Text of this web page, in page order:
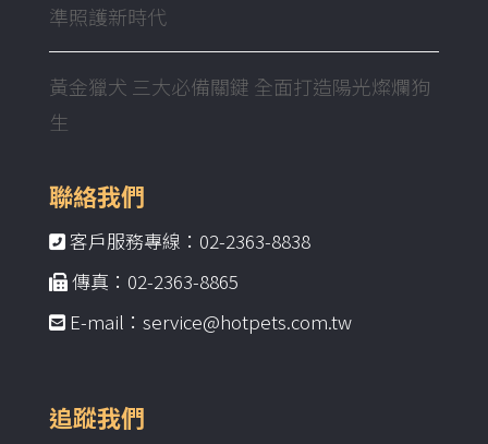
準照護新時代
黃金獵犬 三大必備關鍵 全面打造陽光燦爛狗
生
聯絡我們
客戶服務專線：02-2363-8838
傳真：02-2363-8865
E-mail：service@hotpets.com.tw
追蹤我們